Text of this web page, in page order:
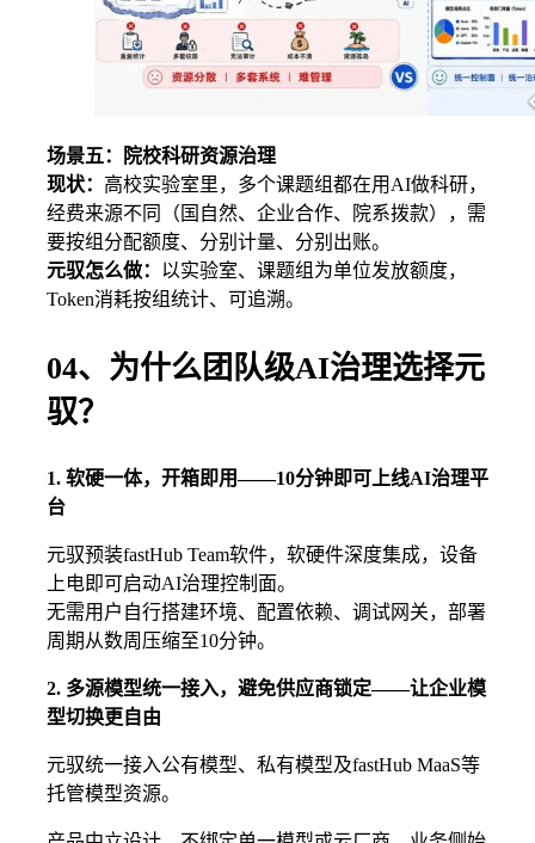
场景五：院校科研资源治理
现状： 高校实验室里，多个课题组都在用AI做科研，
经费来源不同（国自然、企业合作、院系拨款），需
要按组分配额度、分别计量、分别出账。
元驭怎么做： 以实验室、课题组为单位发放额度，
Token消耗按组统计、可追溯。
04、为什么团队级AI治理选择元
驭？
1. 软硬一体，开箱即用——10分钟即可上线AI治理平
台
元驭预装fastHub Team软件，软硬件深度集成，设备
上电即可启动AI治理控制面。
无需用户自行搭建环境、配置依赖、调试网关，部署
周期从数周压缩至10分钟。
2. 多源模型统一接入，避免供应商锁定——让企业模
型切换更自由
元驭统一接入公有模型、私有模型及fastHub MaaS等
托管模型资源。